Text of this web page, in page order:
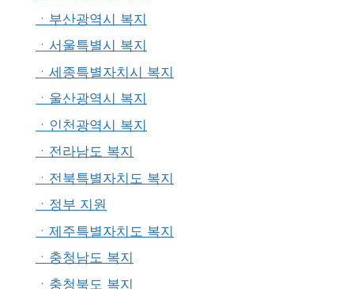
ㆍ부산광역시 복지
ㆍ서울특별시 복지
ㆍ세종특별자치시 복지
ㆍ울산광역시 복지
ㆍ인천광역시 복지
ㆍ전라남도 복지
ㆍ전북특별자치도 복지
ㆍ정부 지원
ㆍ제주특별자치도 복지
ㆍ충청남도 복지
ㆍ충청북도 복지